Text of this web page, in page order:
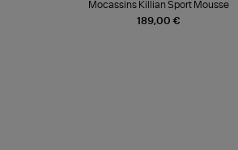
189,00 €
Mocassins Killian Sport Mousse